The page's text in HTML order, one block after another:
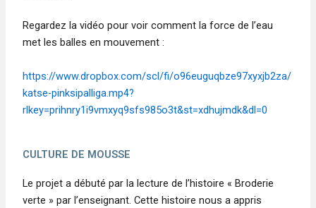
Regardez la vidéo pour voir comment la force de l’eau
met les balles en mouvement :
https://www.dropbox.com/scl/fi/o96euguqbze97xyxjb2za/
katse-pinksipalliga.mp4?
rlkey=prihnry1i9vmxyq9sfs985o3t&st=xdhujmdk&dl=0
CULTURE DE MOUSSE
Le projet a débuté par la lecture de l’histoire « Broderie
verte » par l’enseignant. Cette histoire nous a appris